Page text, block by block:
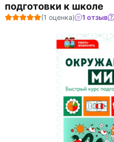
подготовки к школе
(1 оценка) 1 отзыв